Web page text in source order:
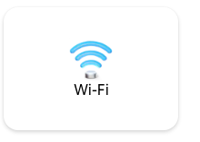
Seasons
com
seu cais privado. Lagostins e
caranguejos
peixe, grelhados
esportista! Pesca
Wi-Fi